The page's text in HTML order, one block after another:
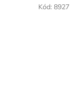
Kód: 8927